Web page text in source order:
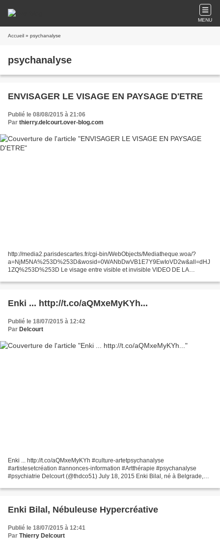
MENU
Accueil » psychanalyse
psychanalyse
ENVISAGER LE VISAGE EN PAYSAGE D'ETRE
Publié le 08/08/2015 à 21:06
Par thierry.delcourt.over-blog.com
http://media2.parisdescartes.fr/cgi-bin/WebObjects/Mediatheque.woa/?
a=NjM5NA%253D%253D&wosid=0WANbDwVB1E7Y9EwIoVD2w&all=dHJ
1ZQ%253D%253D Le visage entre visible et invisible VIDEO DE LA
bin/WebObjects/Mediatheque.woa/?
1ZQ%253D%253D...
Enki ... http://t.co/aQMxeMyKYh...
Publié le 18/07/2015 à 12:42
Par Delcourt
Enki ... http://t.co/aQMxeMyKYh #culture-artetpsychanalyse
#artistesetcréation #annonces-information #Artthérapie #psychanalyse
#psychiatrie Delcourt (@thdco51) July 18, 2015 Enki Bilal, né à Belgrade,
Enki Bilal, Nébuleuse Hypercréative
Publié le 18/07/2015 à 12:41
Par Thierry Delcourt